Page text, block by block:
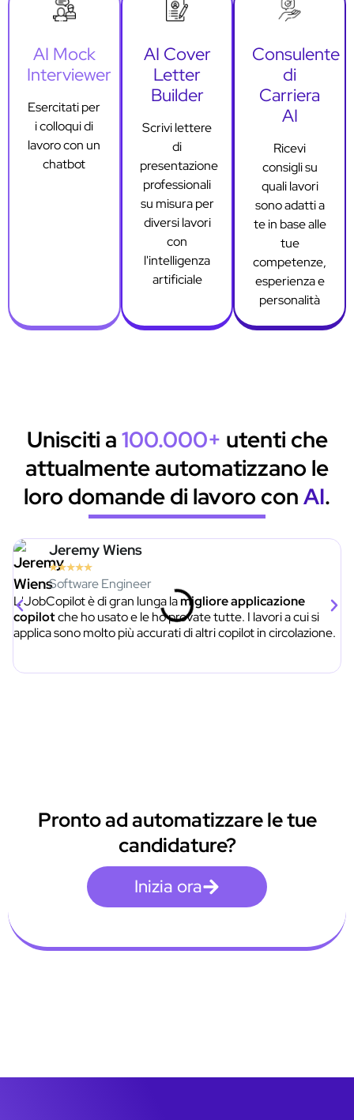
AI Mock
Interviewer
Esercitati per
i colloqui di
lavoro con un
chatbot
AI Cover
Letter
Builder
Scrivi lettere
di
presentazione
professionali
su misura per
diversi lavori
con
l'intelligenza
artificiale
Consulente
di
Carriera
AI
Ricevi
consigli su
quali lavori
sono adatti a
te in base alle
tue
competenze,
esperienza e
personalità
Unisciti a100.000+ utenti che
attualmente automatizzano le
loro domande di lavoro conAI.
Jeremy Wiens
★★★★★
Software Engineer
L'JobCopilot è di gran lunga lamigliore applicazione
copilotche ho usato e le ho provate tutte. I lavori a cui si
applica sono molto più accurati di altri copilot in circolazione.
Pronto ad automatizzare le tue
candidature?
Inizia ora